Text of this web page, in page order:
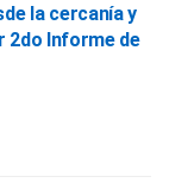
la cercanía y
2do Informe de